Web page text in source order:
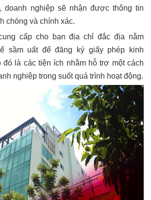
doanh nghiệp sẽ nhận được thông tin
chóng và chính xác.
cấp cho bạn địa chỉ đắc địa nằm
sầm uất để đăng ký giấy phép kinh
đó là các tiện ích nhằm hỗ trợ một cách
nghiệp trong suốt quá trình hoạt động.